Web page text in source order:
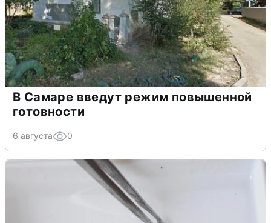
В Самаре введут режим повышенной
готовности
6 августа 0